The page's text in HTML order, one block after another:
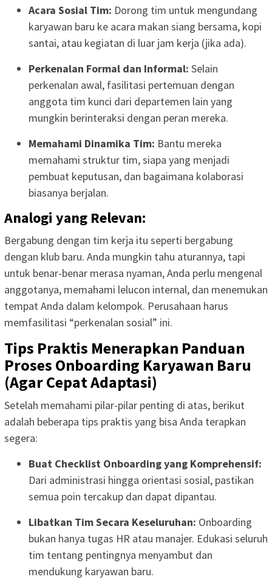
Acara Sosial Tim: Dorong tim untuk mengundang
karyawan baru ke acara makan siang bersama, kopi
santai, atau kegiatan di luar jam kerja (jika ada).
Perkenalan Formal dan Informal: Selain
perkenalan awal, fasilitasi pertemuan dengan
anggota tim kunci dari departemen lain yang
mungkin berinteraksi dengan peran mereka.
Memahami Dinamika Tim: Bantu mereka
memahami struktur tim, siapa yang menjadi
pembuat keputusan, dan bagaimana kolaborasi
biasanya berjalan.
Analogi yang Relevan:
Bergabung dengan tim kerja itu seperti bergabung
dengan klub baru. Anda mungkin tahu aturannya, tapi
untuk benar-benar merasa nyaman, Anda perlu mengenal
anggotanya, memahami lelucon internal, dan menemukan
tempat Anda dalam kelompok. Perusahaan harus
memfasilitasi “perkenalan sosial” ini.
Tips Praktis Menerapkan Panduan
Proses Onboarding Karyawan Baru
(Agar Cepat Adaptasi)
Setelah memahami pilar-pilar penting di atas, berikut
adalah beberapa tips praktis yang bisa Anda terapkan
segera:
Buat Checklist Onboarding yang Komprehensif:
Dari administrasi hingga orientasi sosial, pastikan
semua poin tercakup dan dapat dipantau.
Libatkan Tim Secara Keseluruhan: Onboarding
bukan hanya tugas HR atau manajer. Edukasi seluruh
tim tentang pentingnya menyambut dan
mendukung karyawan baru.